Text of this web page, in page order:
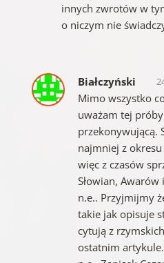
innych zwrotów w
o niczym nie
Białczyński
Mimo wszystko
uważam tej
przekonywującą.
najmniej z
więc z czasów
Słowian, Awarów
n.e.. Przyjmijmy
takie jak opisuje
cytują z
ostatnim